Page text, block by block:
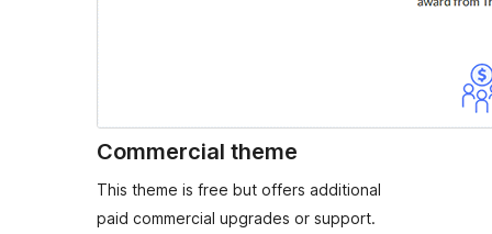
Commercial theme
This theme is free but offers additional
paid commercial upgrades or support.